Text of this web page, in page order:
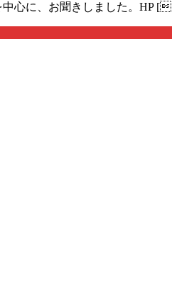
心に、お聞きしました。HP [